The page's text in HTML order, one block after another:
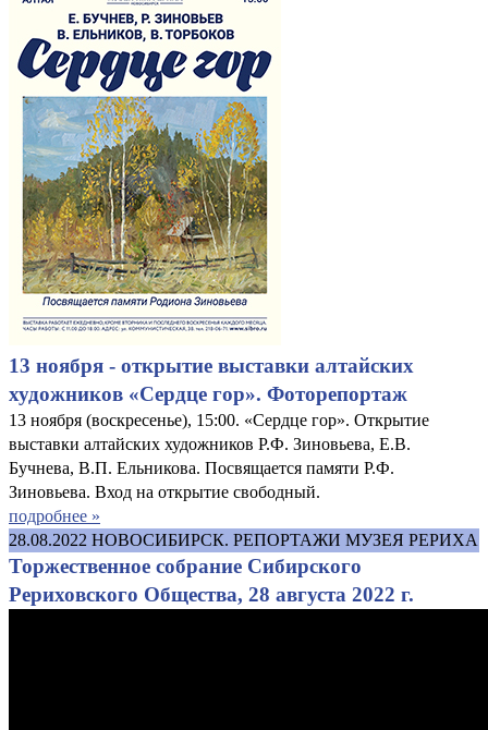
13 ноября - открытие выставки алтайских
художников «Сердце гор». Фоторепортаж
13 ноября (воскресенье), 15:00. «Сердце гор». Открытие
выставки алтайских художников Р.Ф. Зиновьева, Е.В.
Бучнева, В.П. Ельникова. Посвящается памяти Р.Ф.
Зиновьева. Вход на открытие свободный.
подробнее »
28.08.2022 НОВОСИБИРСК. РЕПОРТАЖИ МУЗЕЯ РЕРИХА
Торжественное собрание Сибирского
Рериховского Общества, 28 августа 2022 г.